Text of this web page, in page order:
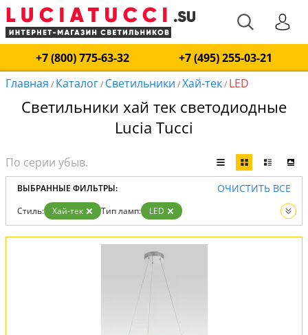
+7 (800) 775-63-32
+7 (495) 255-03-21
Главная / Каталог/ Светильники /Хай-тек/ LED
Светильники хай тек светодиодные
Lucia Tucci
ВЫБРАННЫЕ ФИЛЬТРЫ: ОЧИСТИТЬ ВСЕ
Стиль: Хай-тек Тип ламп:
LED
Вид:
Светильники